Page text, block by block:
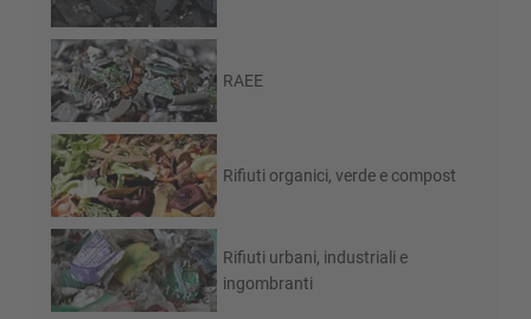
RAEE
Rifiuti organici, verde e compost
Rifiuti urbani, industriali e
ingombranti